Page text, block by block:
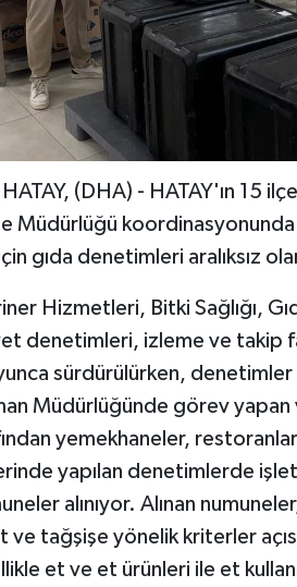
(DHA) - HATAY'ın 15
Müdürlüğü
gıda denetimleri aralıksız
Hizmetleri, Bitki Sağlığı,
denetimleri, izleme ve takip
sürdürülürken,
Müdürlüğünde görev
yemekhaneler,
yapılan denetimlerde
alınıyor. Alınan
ve tağşişe yönelik kriterler
et ve et ürünleri ile et